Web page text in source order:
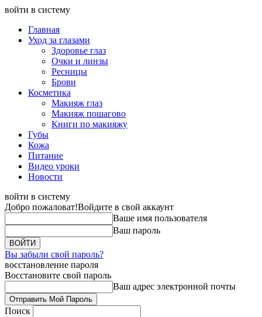
войти в систему
Главная
Уход за глазами
Здоровье глаз
Очки и линзы
Ресницы
Брови
Косметика
Макияж глаз
Макияж пошагово
Книги по макияжу
Губы
Кожа
Питание
Видео уроки
Новости
войти в систему
Добро пожаловат!Войдите в свой аккаунт
Ваше имя пользователя
Ваш пароль
Вы забыли свой пароль?
восстановление пароля
Восстановите свой пароль
Ваш адрес электронной почты
Поиск